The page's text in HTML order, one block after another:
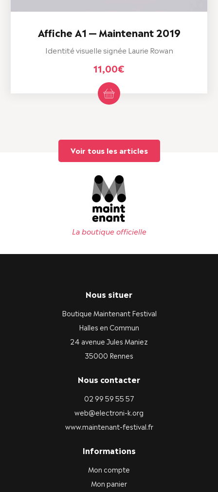
Affiche A1 — Maintenant 2019
Identité visuelle signée Laurie Rowan
11,00€
Voir tous les articles
La boutique officielle
Nous situer
Boutique Maintenant Festival
Halles en Commun
24 avenue Jules Maniez
35000 Rennes
Nous contacter
02 99 59 55 57
web@electroni-k.org
www.maintenant-festival.fr
Informations
Mon compte
Mon panier